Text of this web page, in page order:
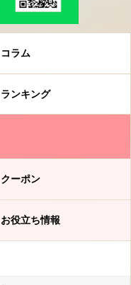
コラム
ランキング
クーポン
お役立ち情報